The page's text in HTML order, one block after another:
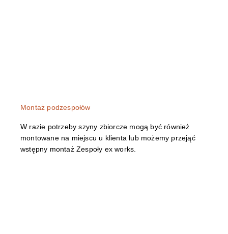
Montaż podzespołów
W razie potrzeby szyny zbiorcze mogą być również
montowane na miejscu u klienta lub możemy przejąć
wstępny montaż Zespoły ex works.